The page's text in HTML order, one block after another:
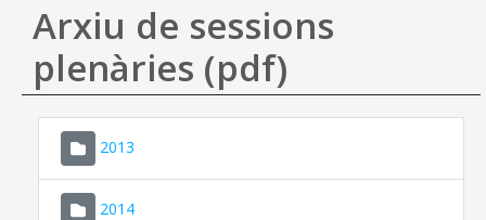
Ajuda
Arxiu de sessions
plenàries (pdf)
2013
2014